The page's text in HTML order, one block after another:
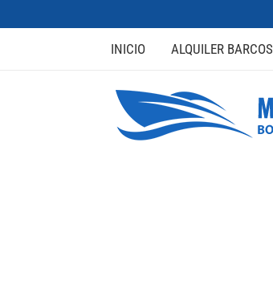
INICIO ALQUILER BARCOS